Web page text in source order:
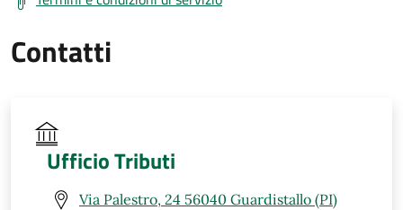
Contatti
Ufficio Tributi
Via Palestro, 24 56040 Guardistallo (PI)